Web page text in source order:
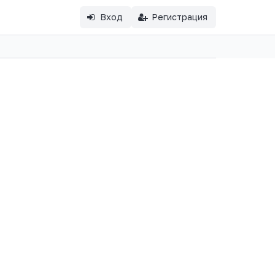
Вход Регистрация